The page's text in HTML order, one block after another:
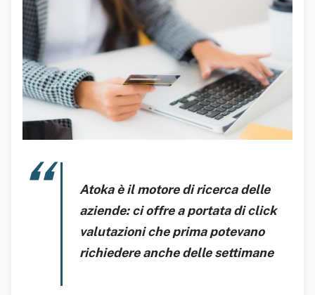
Atoka è il motore di ricerca delle
aziende: ci offre a portata di click
valutazioni che prima potevano
richiedere anche delle settimane